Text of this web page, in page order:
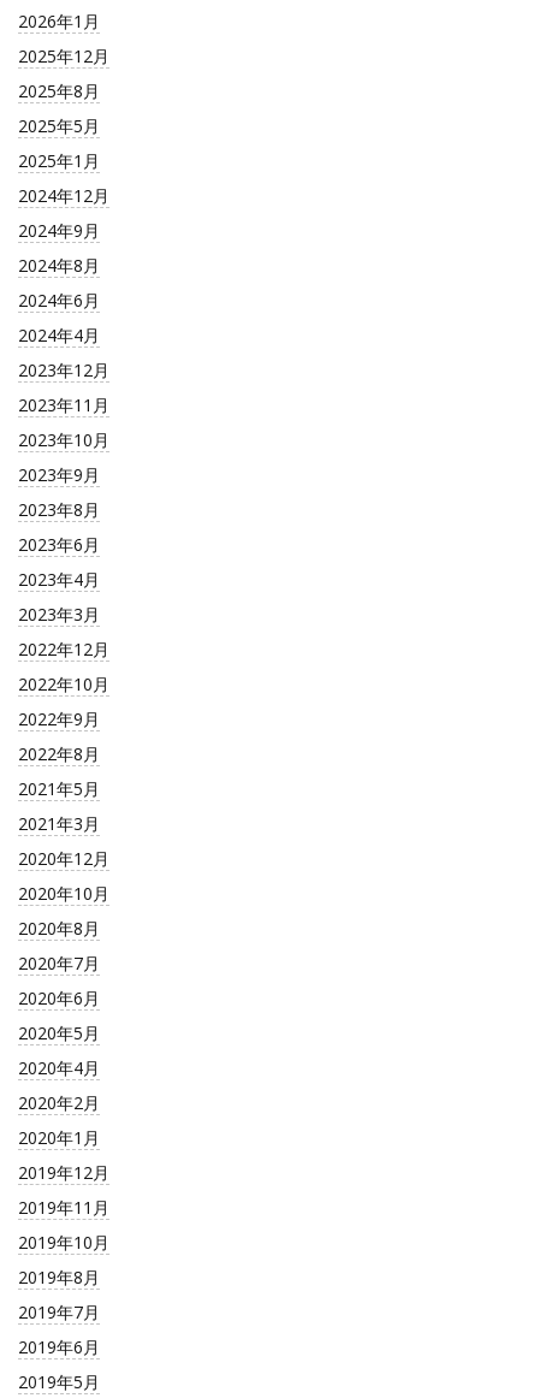
2026年1月
2025年12月
2025年8月
2025年5月
2025年1月
2024年12月
2024年9月
2024年8月
2024年6月
2024年4月
2023年12月
2023年11月
2023年10月
2023年9月
2023年8月
2023年6月
2023年4月
2023年3月
2022年12月
2022年10月
2022年9月
2022年8月
2021年5月
2021年3月
2020年12月
2020年10月
2020年8月
2020年7月
2020年6月
2020年5月
2020年4月
2020年2月
2020年1月
2019年12月
2019年11月
2019年10月
2019年8月
2019年7月
2019年6月
2019年5月